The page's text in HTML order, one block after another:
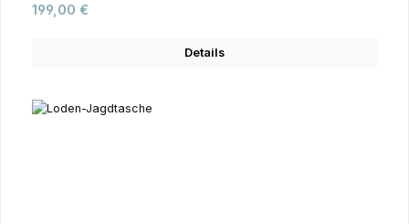
Regulärer Preis:
199,00 €
Details